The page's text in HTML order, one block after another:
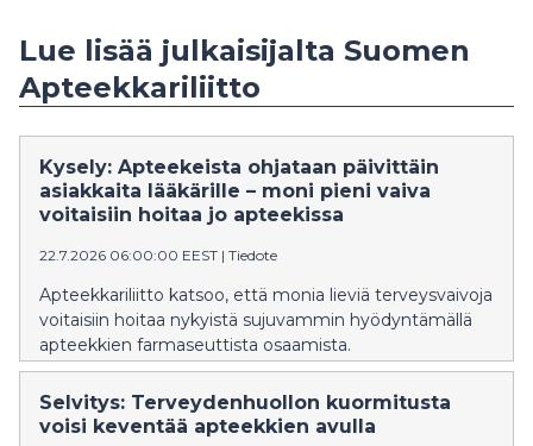
Lue lisää julkaisijalta Suomen
Apteekkariliitto
Kysely: Apteekeista ohjataan päivittäin
asiakkaita lääkärille – moni pieni vaiva
voitaisiin hoitaa jo apteekissa
22.7.2026 06:00:00 EEST | Tiedote
Apteekkariliitto katsoo, että monia lieviä terveysvaivoja
voitaisiin hoitaa nykyistä sujuvammin hyödyntämällä
apteekkien farmaseuttista osaamista.
Selvitys: Terveydenhuollon kuormitusta
voisi keventää apteekkien avulla